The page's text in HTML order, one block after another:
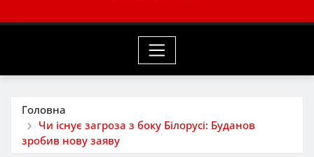
Головна
Чи існує загроза з боку Білорусі: Буданов
зробив нову заяву